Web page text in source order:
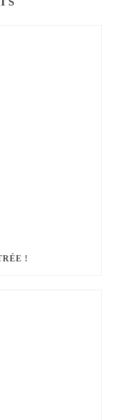
!